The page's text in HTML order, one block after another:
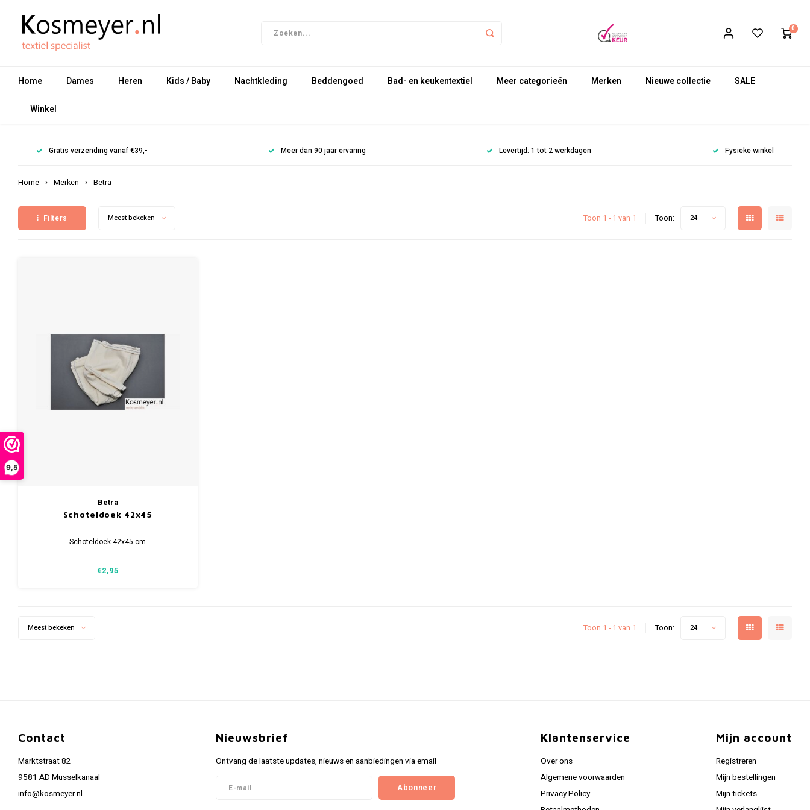
9,5
0
Home Dames Heren Kids / Baby Nachtkleding Beddengoed Bad- en keukentextiel Meer categorieën Merken Nieuwe collectie SALE
Winkel
Gratis verzending vanaf €39,- Meer dan 90 jaar ervaring Levertijd: 1 tot 2 werkdagen Fysieke winkel
Home Merken Betra
Filters Meest bekeken Toon 1 - 1 van 1 Toon: 24
Betra
Schoteldoek 42x45
Schoteldoek 42x45 cm
€2,95
Meest bekeken Toon 1 - 1 van 1 Toon: 24
Contact
Marktstraat 82
9581 AD Musselkanaal
info@kosmeyer.nl
Nieuwsbrief
Ontvang de laatste updates, nieuws en aanbiedingen via email
Abonneer
Klantenservice
Over ons
Algemene voorwaarden
Privacy Policy
Mijn account
Registreren
Mijn bestellingen
Mijn tickets